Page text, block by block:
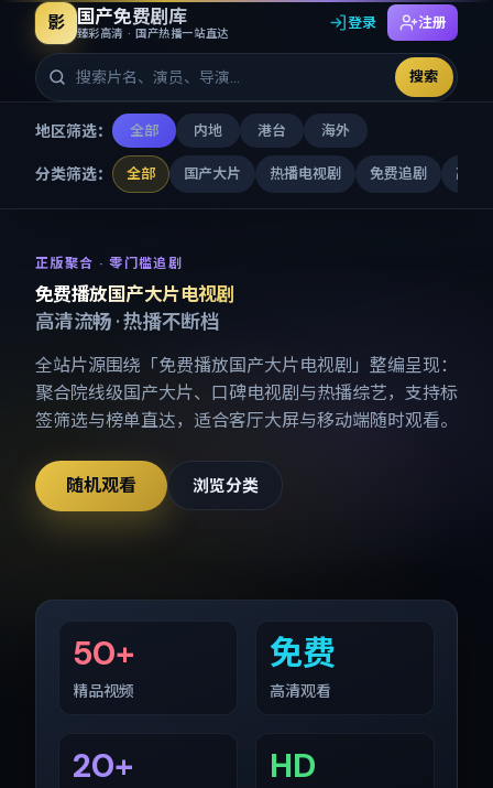
影 国产免费剧库
臻彩高清 · 国产热播一站直达
搜索
登录 注册
地区筛选： 全部 内地 港台 海外
分类筛选： 全部 国产大片 热播电视剧 免费追剧 高清
正版聚合 · 零门槛追剧
免费播放国产大片电视剧
高清流畅 · 热播不断档
全站片源围绕「免费播放国产大片电视剧 」整编呈现：
聚合院线级国产大片、口碑电视剧与热播综艺，支持标
签筛选与榜单直达，适合客厅大屏与移动端随时观看。
随机观看 浏览分类
50+
精品视频
免费
高清观看
20+ HD